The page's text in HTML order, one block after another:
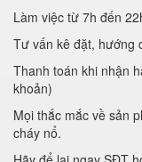
Làm việc từ 7h đến
Tư vấn kê đặt, hướng
Thanh toán khi nhận
khoản)
Mọi thắc mắc về sản
cháy nổ.